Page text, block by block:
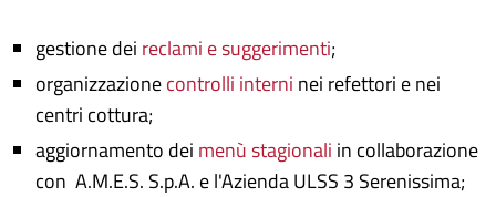
gestione dei reclami e suggerimenti;
organizzazionecontrolli interni nei refettori e nei
centri cottura;
aggiornamento dei menù stagionali in collaborazione
con A.M.E.S. S.p.A. e l'Azienda ULSS 3 Serenissima;